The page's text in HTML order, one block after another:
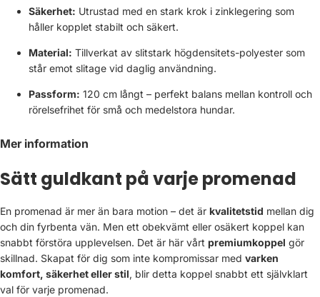
Säkerhet: Utrustad med en stark krok i zinklegering som
håller kopplet stabilt och säkert.
Material: Tillverkat av slitstark högdensitets-polyester som
står emot slitage vid daglig användning.
Passform: 120 cm långt – perfekt balans mellan kontroll och
rörelsefrihet för små och medelstora hundar.
Mer information
Sätt guldkant på varje promenad
En promenad är mer än bara motion – det är kvalitetstid mellan dig
och din fyrbenta vän. Men ett obekvämt eller osäkert koppel kan
snabbt förstöra upplevelsen. Det är här vårt premiumkoppel gör
skillnad. Skapat för dig som inte kompromissar med varken
komfort, säkerhet eller stil, blir detta koppel snabbt ett självklart
val för varje promenad.